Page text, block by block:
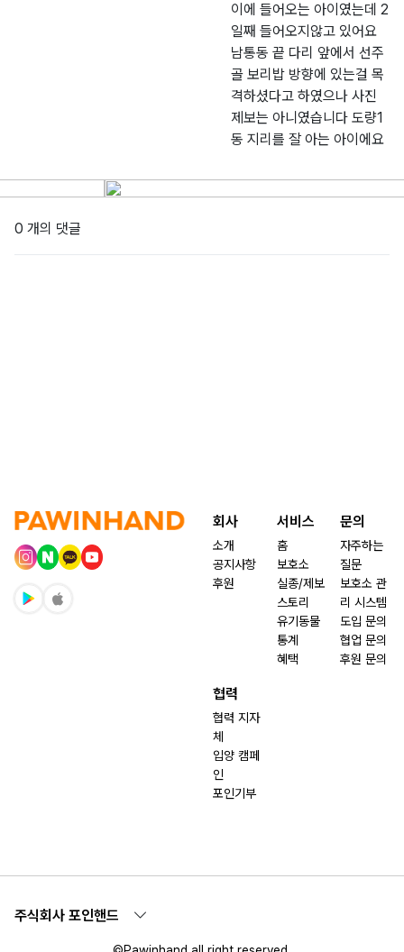
이에 들어오는 아이였는데 2
일째 들어오지않고 있어요
남통동 끝 다리 앞에서 선주
골 보리밥 방향에 있는걸 목
격하셨다고 하였으나 사진
제보는 아니였습니다 도량1
동 지리를 잘 아는 아이에요
0 개의 댓글
회사
소개
공지사항
후원
서비스
홈
보호소
실종/제보
스토리
유기동물
통계
혜택
문의
자주하는
질문
보호소 관
리 시스템
도입 문의
협업 문의
후원 문의
협력
협력 지자
체
입양 캠페
인
포인기부
주식회사 포인핸드